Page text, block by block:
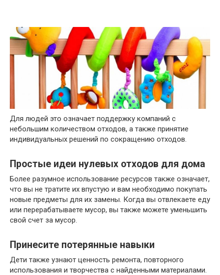
Для людей это означает поддержку компаний с
небольшим количеством отходов, а также принятие
индивидуальных решений по сокращению отходов.
Простые идеи нулевых отходов для дома
Более разумное использование ресурсов также означает,
что вы не тратите их впустую и вам необходимо покупать
новые предметы для их замены. Когда вы отвлекаете еду
или перерабатываете мусор, вы также можете уменьшить
свой счет за мусор.
Принесите потерянные навыки
Дети также узнают ценность ремонта, повторного
использования и творчества с найденными материалами.